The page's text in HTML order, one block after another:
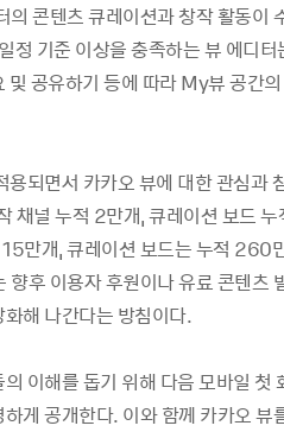
콘텐츠 큐레이션과 창작 활동이
정 기준 이상을 충족하는 뷰 에디
및 공유하기 등에 따라 My뷰 공간
되면서 카카오 뷰에 대한 관심과
채널 누적 2만개, 큐레이션 보드
만개, 큐레이션 보드는 누적 260
후 이용자 후원이나 유료 콘텐츠
해 나간다는 방침이다.
이해를 돕기 위해 다음 모바일 첫
게 공개한다. 이와 함께 카카오 뷰